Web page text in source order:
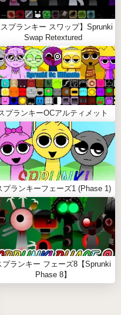
スプランキー スワップ】Sprunki
Swap Retextured
プランキーOCアルティメット
プランキーフェーズ1 (Phase 1)
プランキー フェーズ8【Sprunki
Phase 8】